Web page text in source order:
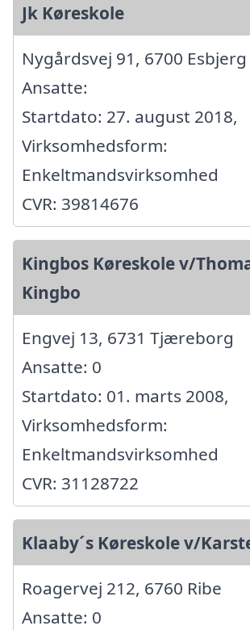
Jk Køreskole
Nygårdsvej 91, 6700 Esbjerg
Ansatte:
Startdato: 27. august 2018,
Virksomhedsform:
Enkeltmandsvirksomhed
CVR: 39814676
Kingbos Køreskole v/
Kingbo
Engvej 13, 6731 Tjæreborg
Ansatte: 0
Startdato: 01. marts 2008,
Virksomhedsform:
Enkeltmandsvirksomhed
CVR: 31128722
Klaaby´s Køreskole v/
Roagervej 212, 6760 Ribe
Ansatte: 0